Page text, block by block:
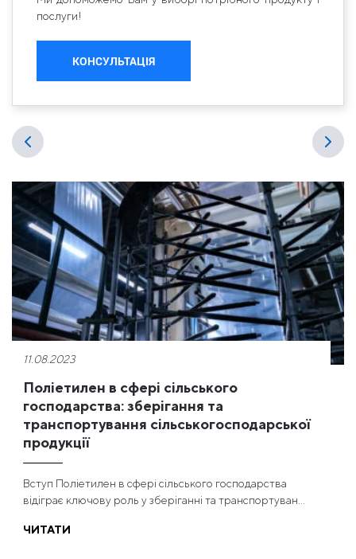
послуги!
КОНСУЛЬТАЦІЯ
11.08.2023
Поліетилен в сфері сільського
господарства: зберігання та
транспортування сільськогосподарської
продукції
Вступ Поліетилен в сфері сільського господарства
відіграє ключову роль у зберіганні та транспортуван...
ЧИТАТИ